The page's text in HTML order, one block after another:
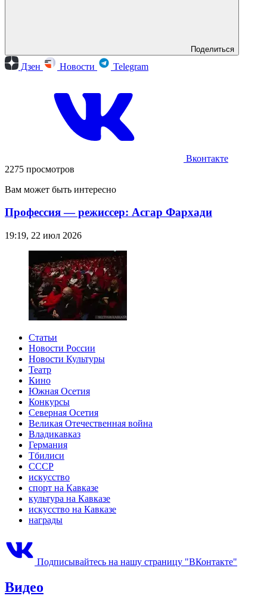
Поделиться
Дзен Новости Telegram
Вконтакте
2275 просмотров
Вам может быть интересно
Профессия — режиссер: Асгар Фархади
19:19, 22 июл 2026
Статьи
Новости России
Новости Культуры
Театр
Кино
Южная Осетия
Конкурсы
Северная Осетия
Великая Отечественная война
Владикавказ
Германия
Тбилиси
СССР
искусство
спорт на Кавказе
культура на Кавказе
искусство на Кавказе
награды
Подписывайтесь на нашу страницу "ВКонтакте"
Видео